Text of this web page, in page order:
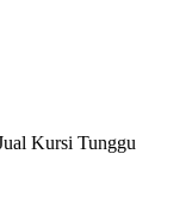
Kursi Tunggu